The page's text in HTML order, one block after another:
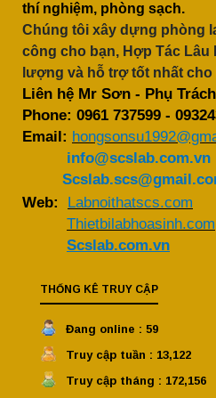
thí nghiệm, phòng sạch.
Chúng tôi xây dựng phòng
công cho bạn, Hợp Tác Lâu
lượng và hỗ trợ tốt nhất
Liên hệ Mr Sơn - Phụ
Phone: 0961 737599 -
Email:
info@scslab.com.vn
Web: Labnoithatscs.com
Thietbilabhoasinh.com
Scslab.com.vn
THỐNG KÊ TRUY CẬP
Đang online : 59
Truy cập tuần : 13,122
Truy cập tháng : 172,156